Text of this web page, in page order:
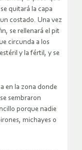
quitará la capa
costado. Una vez
se rellenará el pit
circunda a los
y la fértil, y se
en la zona donde
sembraron
porque nadie
michayes o